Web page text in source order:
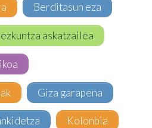
Berditasun eza
askatzailea
Giza garapena
Kolonbia